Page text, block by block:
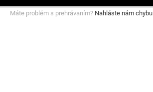
Máte problém s prehrávaním? Nahláste nám chybu